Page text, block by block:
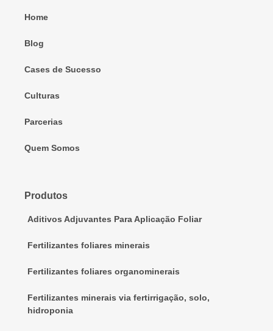
Home
Blog
Cases de Sucesso
Culturas
Parcerias
Quem Somos
Produtos
Aditivos Adjuvantes Para Aplicação Foliar
Fertilizantes foliares minerais
Fertilizantes foliares organominerais
Fertilizantes minerais via fertirrigação, solo,
hidroponia